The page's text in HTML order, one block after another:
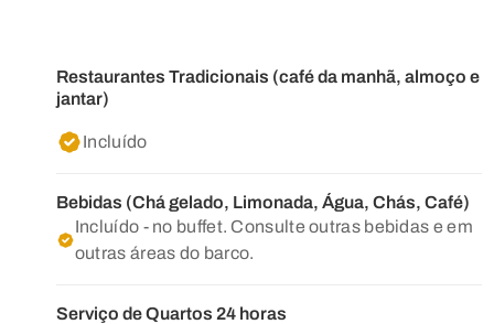
Restaurantes Tradicionais (café da manhã, almoço e
jantar)
Incluído
Bebidas (Chá gelado, Limonada, Água, Chás, Café)
Incluído - no buffet. Consulte outras bebidas e em
outras áreas do barco.
Serviço de Quartos 24 horas